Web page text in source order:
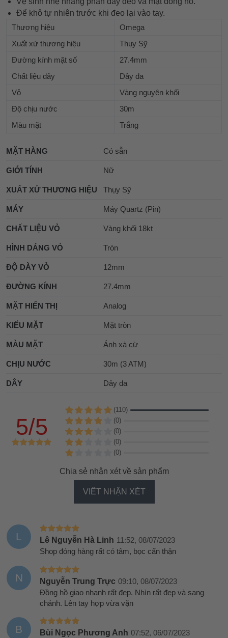
Để khô tự nhiên trước khi đeo lại vào tay.
Thương hiệu
Omega
Xuất xứ thương hiệu
Thụy Sỹ
Đường kính mặt số
27.4mm
Chất liệu dây
Dây da
Vỏ
Vàng nguyên khối
Độ chịu nước
30m
Màu mặt
Trắng
MẶT HÀNG Có sẵn
GIỚI TÍNH Nữ
XUẤT XỨ THƯƠNG HIỆU Thụy Sỹ
MÁY Máy Quartz (Pin)
CHẤT LIỆU VỎ Vàng khối 18kt
HÌNH DÁNG VỎ Tròn
ĐỘ DÀY VỎ 12mm
ĐƯỜNG KÍNH 27.4mm
MẶT HIỂN THỊ Analog
KIỂU MẶT Mặt tròn
MÀU MẶT Ánh xà cừ
CHỊU NƯỚC 30m (3 ATM)
DÂY Dây da
5/5
(110)
(0)
(0)
(0)
(0)
Chia sẻ nhận xét về sản phẩm
VIẾT NHẬN XÉT
L Lê Nguyễn Hà Linh 11:52, 08/07/2023
Shop đóng hàng rất có tâm, bọc cẩn thận
N Nguyễn Trung Trực 09:10, 08/07/2023
Đồng hồ giao nhanh rất đẹp. Nhìn rất đẹp và sang
chảnh. Lên tay hợp vừa vặn
B Bùi Ngọc Phương Anh 07:52, 06/07/2023